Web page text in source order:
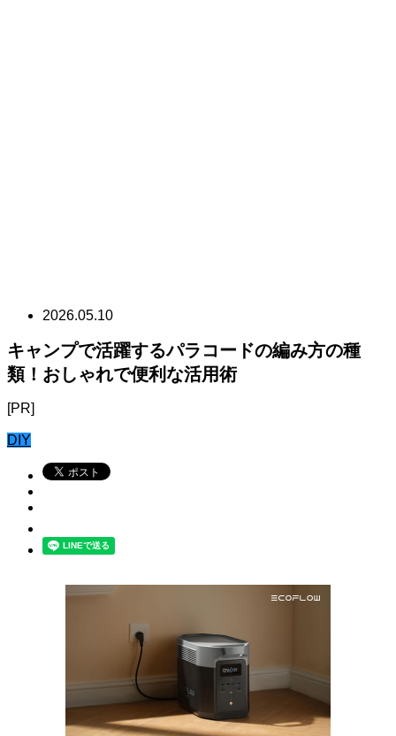
2026.05.10
キャンプで活躍するパラコードの編み方の種
類！おしゃれで便利な活用術
[PR]
DIY